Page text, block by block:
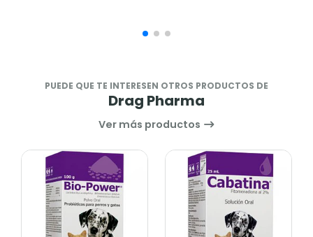
PUEDE QUE TE INTERESEN OTROS PRODUCTOS DE
Drag Pharma
Ver más productos